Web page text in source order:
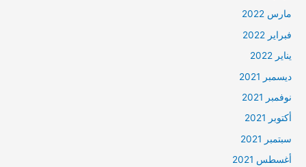
مارس 2022
فبراير 2022
يناير 2022
ديسمبر 2021
نوفمبر 2021
أكتوبر 2021
سبتمبر 2021
أغسطس 2021